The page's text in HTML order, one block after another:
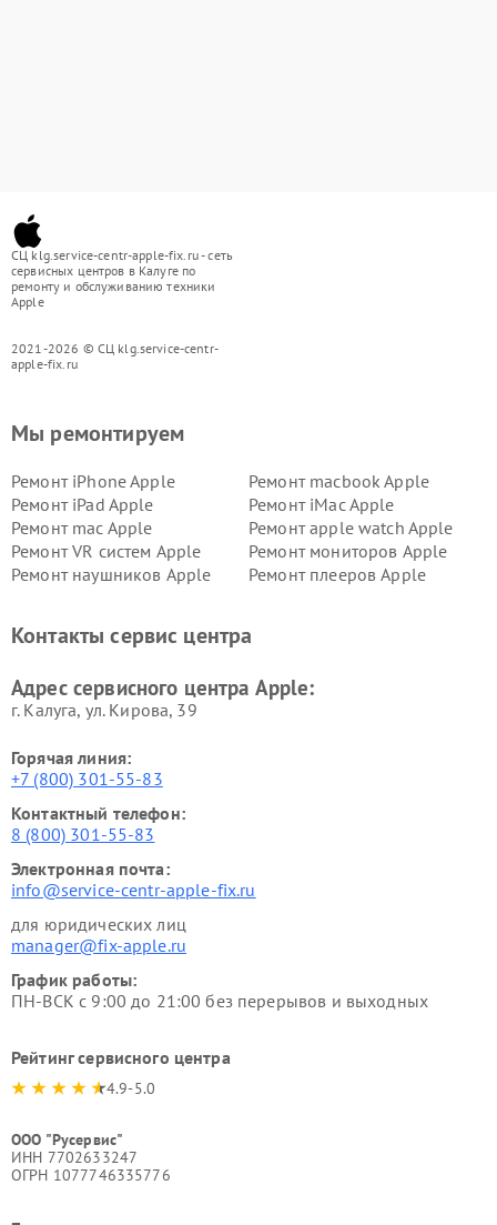
СЦ klg.service-centr-apple-fix.ru - сеть
сервисных центров в Калуге по
ремонту и обслуживанию техники
Apple
2021-2026 © СЦ klg.service-centr-
apple-fix.ru
Мы ремонтируем
Ремонт iPhone Apple
Ремонт macbook Apple
Ремонт iPad Apple
Ремонт iMac Apple
Ремонт mac Apple
Ремонт apple watch Apple
Ремонт VR систем Apple
Ремонт мониторов Apple
Ремонт наушников Apple
Ремонт плееров Apple
Контакты сервис центра
Адрес сервисного центра Apple:
г. Калуга, ул. Кирова, 39
Горячая линия:
+7 (800) 301-55-83
Контактный телефон:
8 (800) 301-55-83
Электронная почта:
info@service-centr-apple-fix.ru
для юридических лиц
manager@fix-apple.ru
График работы:
ПН-ВСК с 9:00 до 21:00 без перерывов и выходных
Рейтинг сервисного центра
4.9-5.0
ООО "Русервис"
ИНН 7702633247
ОГРН 1077746335776